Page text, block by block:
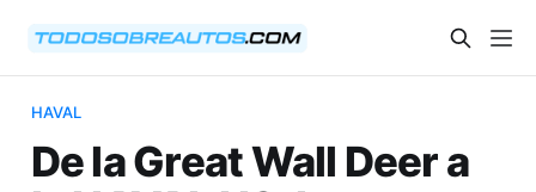
HAVAL
De la Great Wall Deer a